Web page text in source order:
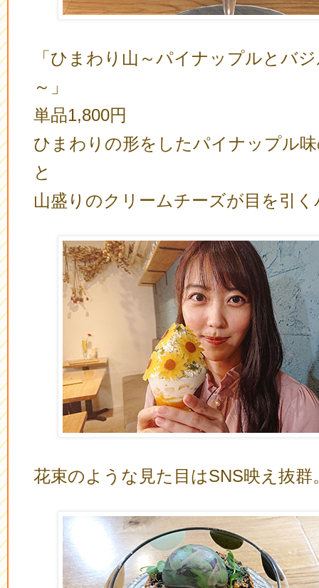
「ひまわり山～パイナップルとバ
～」
単品1,800円
ひまわりの形をしたパイナップル
と
山盛りのクリームチーズが目を引
花束のような見た目はSNS映え抜群